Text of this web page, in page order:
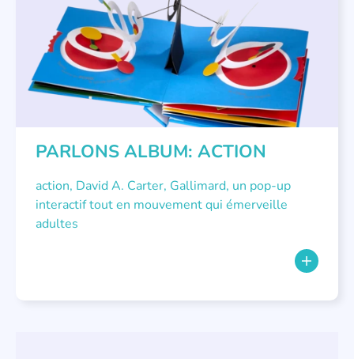
PARLONS ALBUM: ACTION
action, David A. Carter, Gallimard, un pop-up
interactif tout en mouvement qui émerveille
adultes